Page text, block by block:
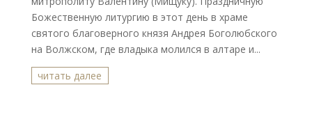
Божественную литургию в этот день в храме
святого благоверного князя Андрея Боголюбского
на Волжском, где владыка молился в алтаре и...
читать далее